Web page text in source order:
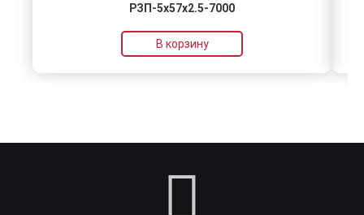
РЗП-5x57x2.5-7000
В корзину